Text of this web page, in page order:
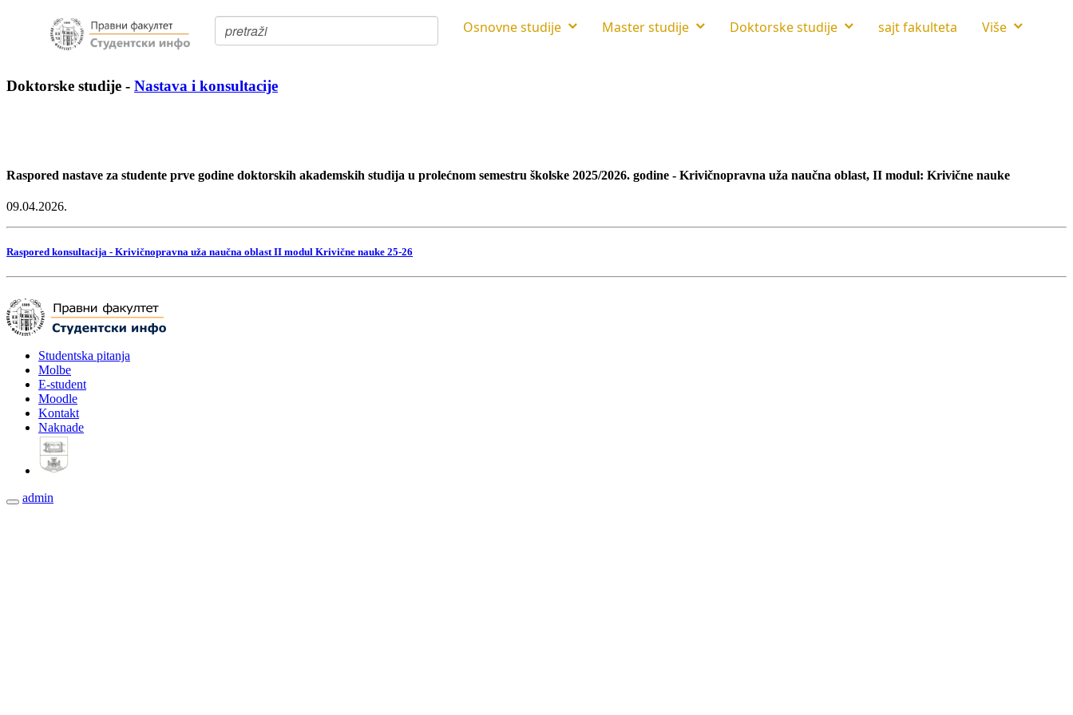
Osnovne studije Master studije Doktorske studije sajt fakulteta Više
Doktorske studije - Nastava i konsultacije
Raspored nastave za studente prve godine doktorskih akademskih studija u prolećnom semestru školske 2025/2026. godine - Krivičnopravna uža naučna oblast, II modul: Krivične nauke
09.04.2026.
Raspored konsultacija - Krivičnopravna uža naučna oblast II modul Krivične nauke 25-26
Studentska pitanja
Molbe
E-student
Moodle
Kontakt
Naknade
admin